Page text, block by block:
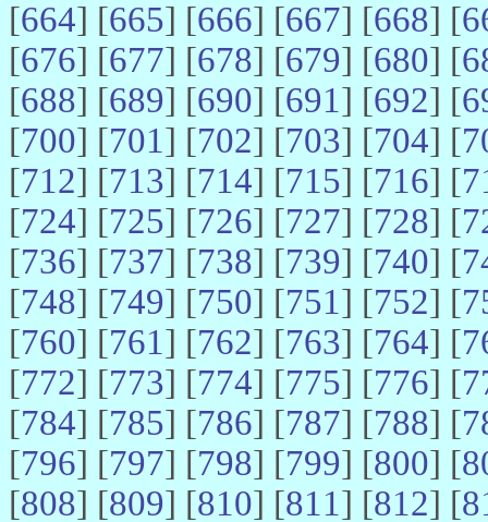
[664] [665] [666] [667] [668] [
[676] [677] [678] [679] [680] [
[688] [689] [690] [691] [692] [
[700] [701] [702] [703] [704] [
[712] [713] [714] [715] [716] [
[724] [725] [726] [727] [728] [
[736] [737] [738] [739] [740] [
[748] [749] [750] [751] [752] [
[760] [761] [762] [763] [764] [
[772] [773] [774] [775] [776] [
[784] [785] [786] [787] [788] [
[796] [797] [798] [799] [800] [
[808] [809] [810] [811] [812] [